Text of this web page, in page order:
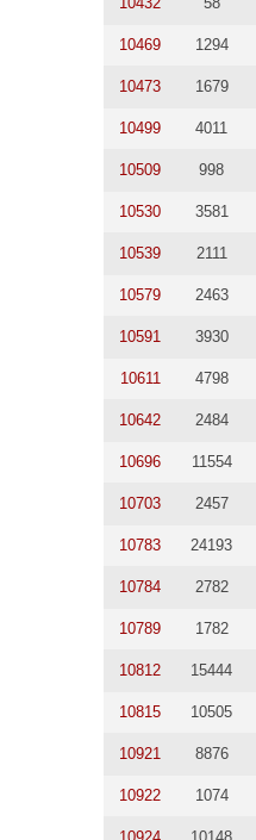
10469 1294
10473 1679
10499 4011
10509 998
10530 3581
10539 2111
10579 2463
10591 3930
10611 4798
10642 2484
10696 11554
10703 2457
10783 24193
10784 2782
10789 1782
10812 15444
10815 10505
10921 8876
10922 1074